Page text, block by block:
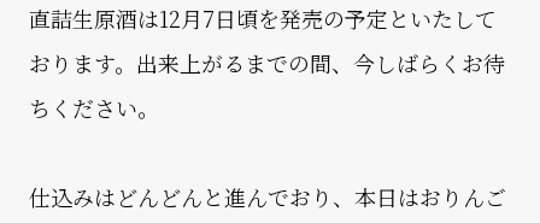
直詰生原酒は12月7日頃を発売の予定といたして
おります。出来上がるまでの間、今しばらくお待
ちください。
仕込みはどんどんと進んでおり、本日はおりんご